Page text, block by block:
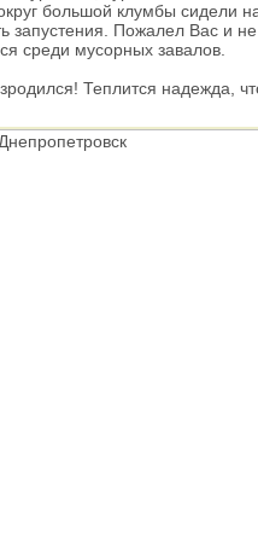
большой клумбы сидели
запустения. Пожалел Вас и
среди мусорных завалов.
Теплится надежда,